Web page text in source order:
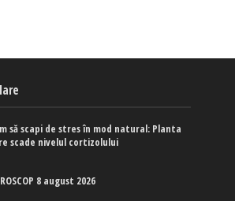
să scapi de stres în mod natural: Planta
scade nivelul cortizolului
8 august 2026